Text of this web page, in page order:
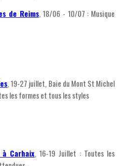
de Reims, 18/06 - 10/07 : Musique
, 19-27 juillet, Baie du Mont St Michel
les formes et tous les styles
Carhaix, 16-19 Juillet : Toutes les